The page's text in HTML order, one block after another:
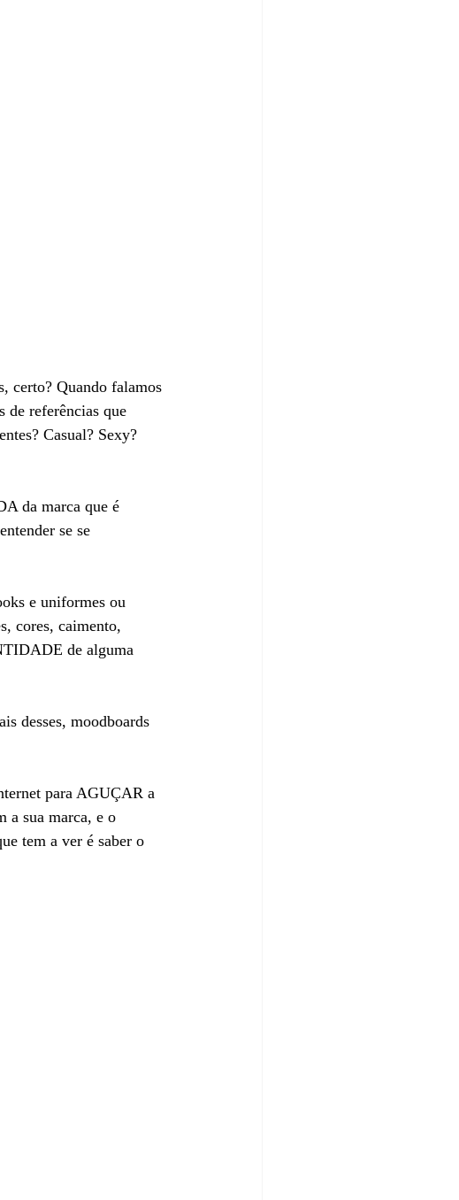
certo? Quando falamos
de referências que
Casual? Sexy?
da marca que é
se se
e uniformes ou
cores, caimento,
de alguma
desses, moodboards
para AGUÇAR a
a sua marca, e o
tem a ver é saber o